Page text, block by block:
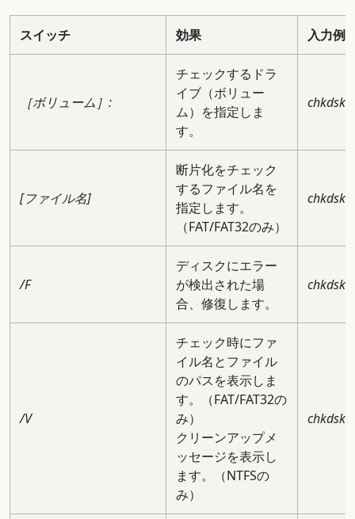
スイッチ 効果 入力例
［ボリューム］:
チェックするドラ
イブ（ボリュー
ム）を指定しま
す。
chkdsk
[ファイル名]
断片化をチェック
するファイル名を
指定します。
（FAT/FAT32のみ）
chkdsk
/F
ディスクにエラー
が検出された場
合、修復します。
chkdsk
/V
チェック時にファ
イル名とファイル
のパスを表示しま
す。（FAT/FAT32の
み）
クリーンアップメ
ッセージを表示し
ます。（NTFSの
み）
chkdsk